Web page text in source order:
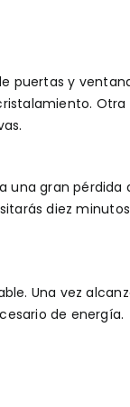
puertas y
Otra
gran pérdida
diez
Una vez
de energía.